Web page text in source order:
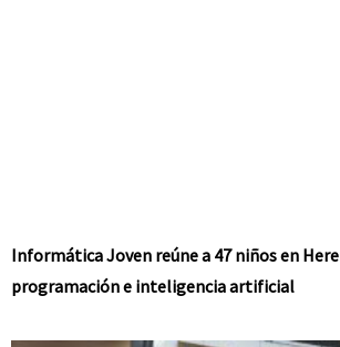
Informática Joven reúne a 47 niños en
programación e inteligencia artificial